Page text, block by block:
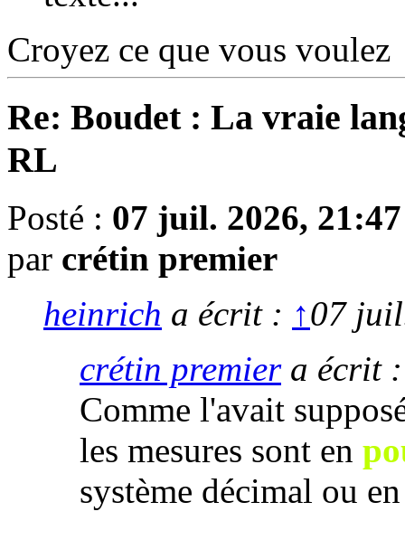
Croyez ce que vous voulez
Re: Boudet : La vraie
RL
Posté : 07 juil. 2026, 21:47
par crétin premier
heinrich a écrit : ↑07
crétin premiera écrit
Comme l'avait
les mesures sont en
système décimal ou